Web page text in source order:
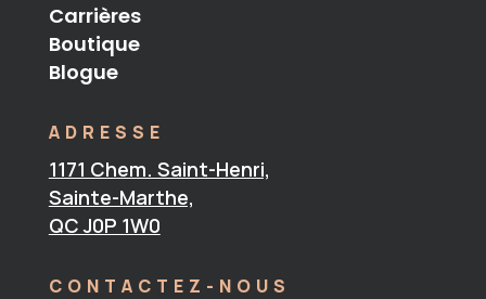
Carrières
Boutique
Blogue
ADRESSE
1171 Chem. Saint-Henri,
Sainte-Marthe,
QC J0P 1W0
CONTACTEZ-NOUS